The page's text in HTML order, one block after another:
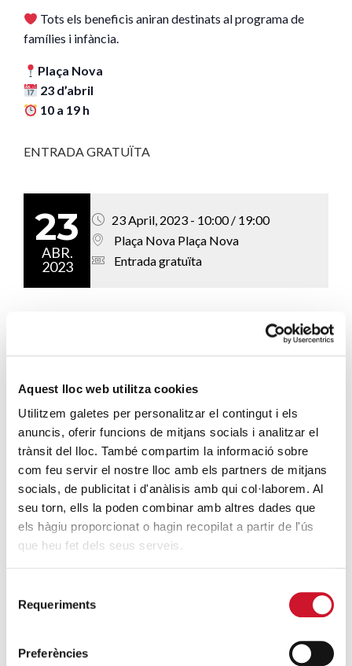
Aquest lloc web utilitza cookies
Utilitzem galetes per personalitzar el contingut i els
anuncis, oferir funcions de mitjans socials i analitzar el
trànsit del lloc. També compartim la informació sobre
com feu servir el nostre lloc amb els partners de mitjans
socials, de publicitat i d'anàlisis amb qui col·laborem. Al
seu torn, ells la poden combinar amb altres dades que
els hàgiu proporcionat o hagin recopilat a partir de l'ús
que heu fet dels seus serveis.
Requeriments
Preferències
Tots els beneficis aniran destinats al programa de
famílies i infància.
Plaça Nova
23 d’abril
10 a 19 h
ENTRADA GRATUÏTA
23
ABR.
2023
23 April, 2023 - 10:00 / 19:00
Plaça Nova Plaça Nova
Entrada gratuïta
COM ARRIBAR-HI:
+ MAPA DE GOOGLE